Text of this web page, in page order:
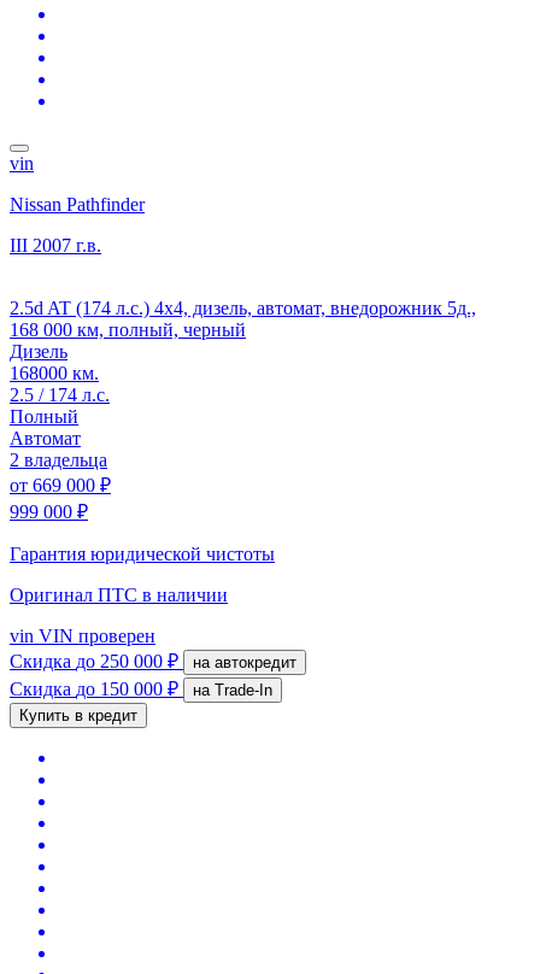
vin
Nissan Pathfinder
III 2007 г.в.
2.5d AT (174 л.с.) 4x4, дизель, автомат, внедорожник 5д.,
168 000 км, полный, черный
Дизель
168000 км.
2.5 / 174 л.с.
Полный
Автомат
2 владельца
от 669 000 ₽
999 000 ₽
Гарантия юридической чистоты
Оригинал ПТС в наличии
vin VIN проверен
Скидка до 250 000 ₽ на автокредит
Скидка до 150 000 ₽
на Trade-In
Купить в кредит